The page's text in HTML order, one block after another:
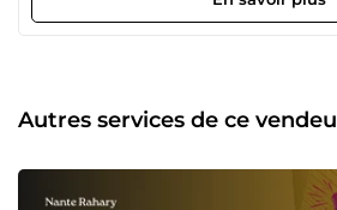
leads. Dotée d’une organisation
Autres services de ce